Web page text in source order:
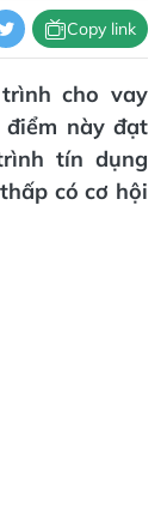
Copy link
cho vay
này đạt
tín dụng
có cơ hội